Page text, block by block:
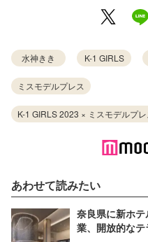
水神きき K-1 GIRLS
ミスモデルプレス
K-1 GIRLS 2023 × ミスモデルプ
あわせて読みたい
奈良県に新ホ
業、開放的な